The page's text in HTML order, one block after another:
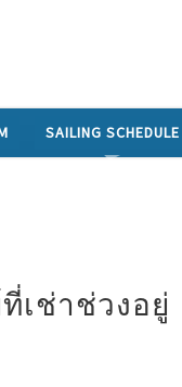
SAILING SCHEDULE
เช่าช่วงอยู่